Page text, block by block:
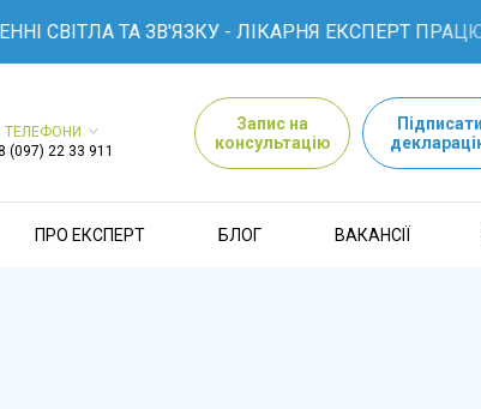
СВІТЛА ТА ЗВ'ЯЗКУ - ЛІКАРНЯ ЕКСПЕРТ ПРАЦЮЄ
ТЕЛЕФОНИ
(097) 22 33 911
Запис на
консультацію
Підписати
ПРО ЕКСПЕРТ БЛОГ ВАКАНСІЇ